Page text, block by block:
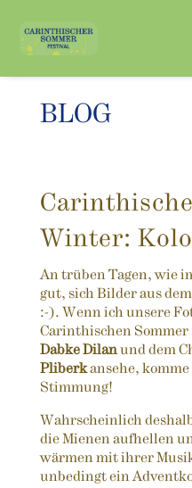
BLOG
Winter:
An trüben Tagen, wie
gut, sich Bilder aus
:-). Wenn ich unsere
Carinthischen Sommer
Dabke Dilanund dem
Pliberkansehe,
Stimmung!
Wahrscheinlich
die Mienen aufhellen
wärmen mit ihrer
unbedingt ein